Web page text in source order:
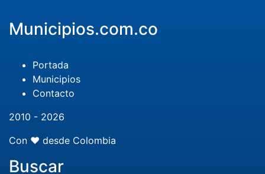
Municipios.com.co
Portada
Municipios
Contacto
2010 - 2026
Con ❤️ desde Colombia
Buscar